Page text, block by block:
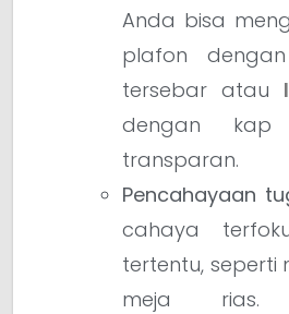
Anda bisa
plafon
tersebar atau
dengan
transparan.
Pencahayaan
cahaya
tertentu, seperti
meja rias.